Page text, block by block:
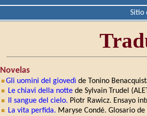
Sitio
Novelas
Gli uomini del giovedì de Tonino
Le chiavi della notte de Sylvain Trudel
Il sangue del cielo. Piotr Rawicz. Ensayo
La vita perfida. Maryse Condé. Glosario